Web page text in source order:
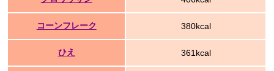
コーンフレーク 380kcal
ひえ 361kcal